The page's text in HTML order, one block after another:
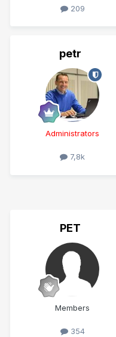
209
petr
Administrators
7,8k
PET
Members
354